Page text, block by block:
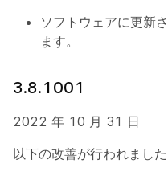
ソフトウェアに更新
ます。
3.8.1001
2022 年 10 月 31 日
以下の改善が行われました